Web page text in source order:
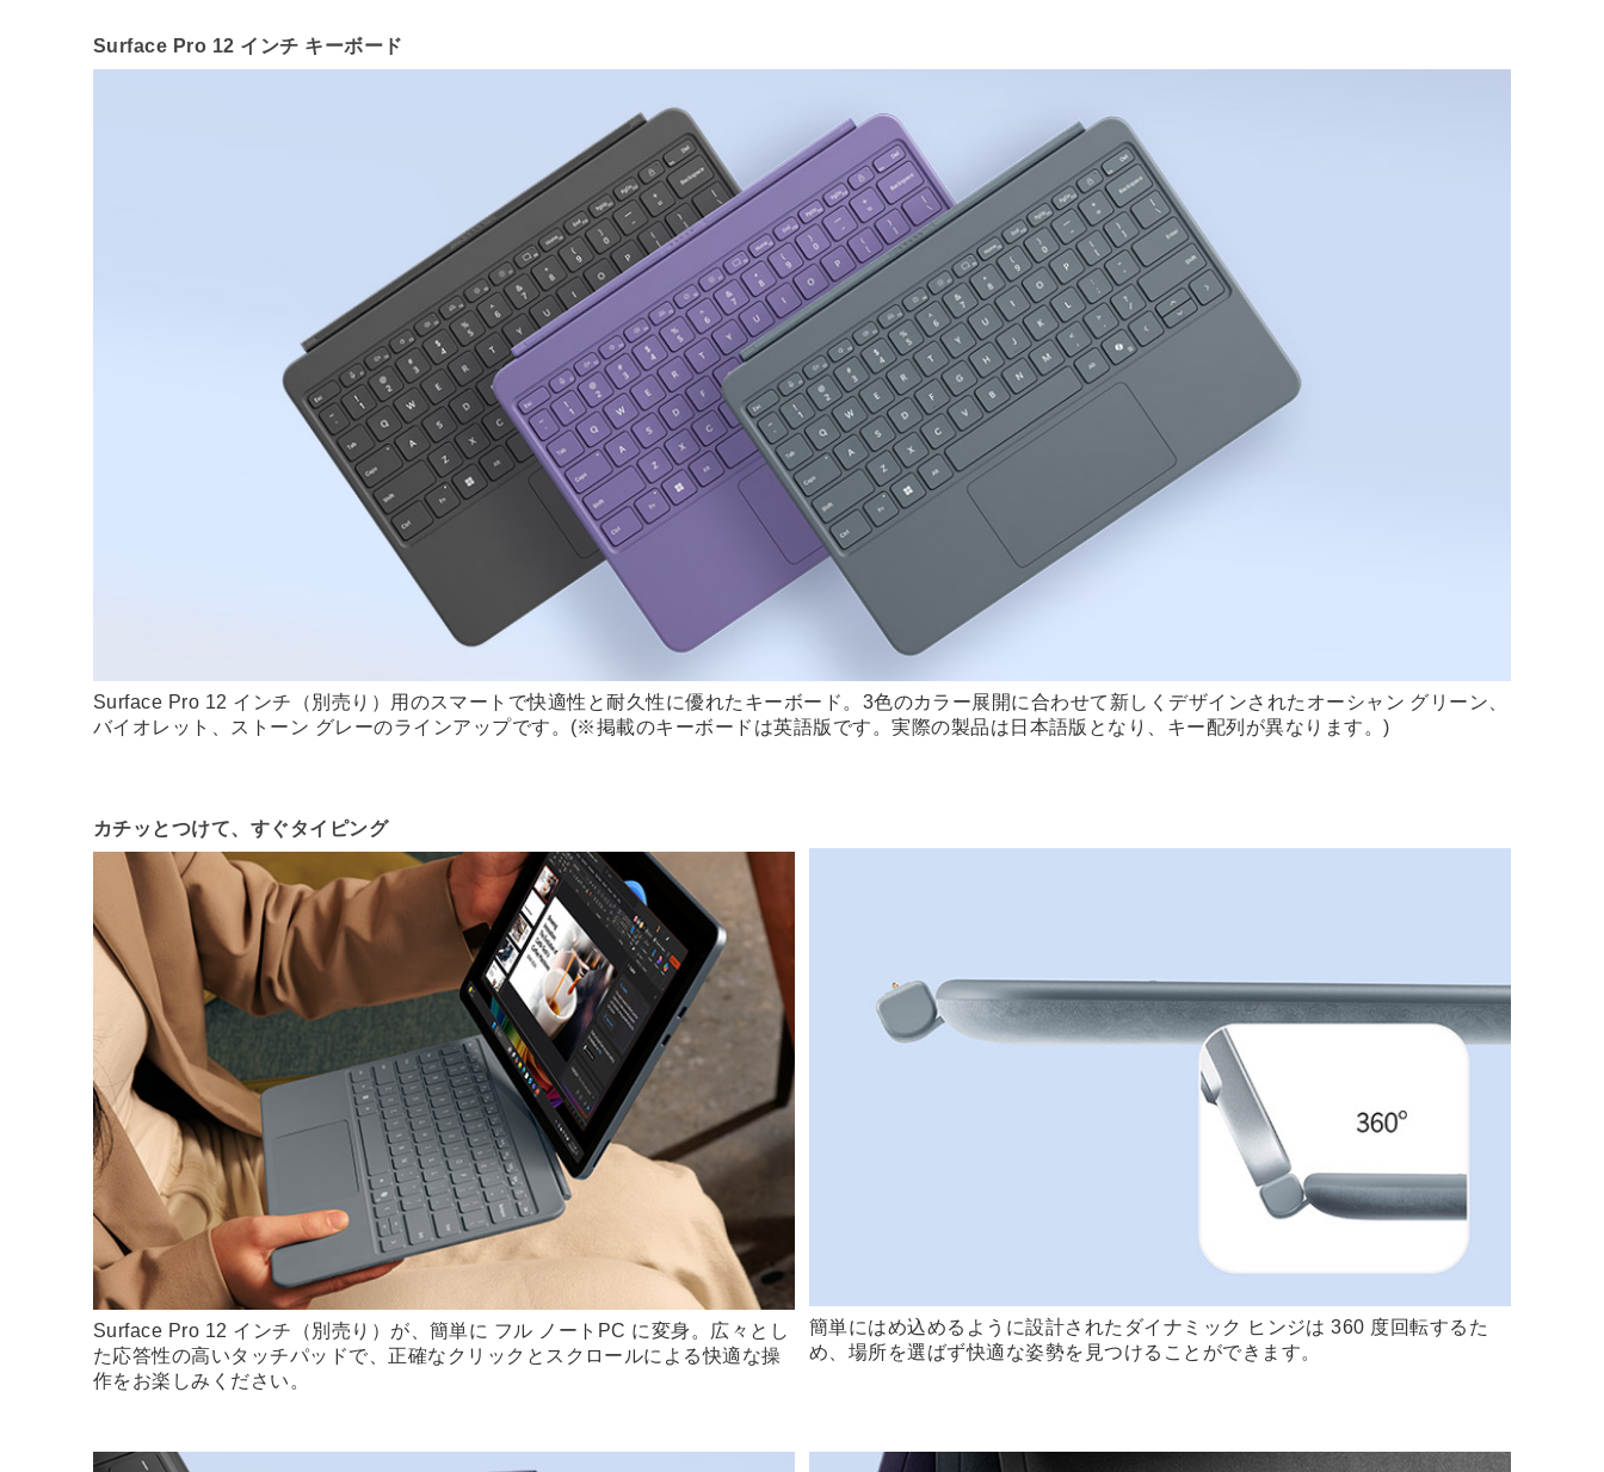
Surface Pro 12 インチ キーボード
Surface Pro 12 インチ（別売り）用のスマートで快適性と耐久性に優れたキーボード。3色のカラー展開に合わせて新しくデザインされたオーシャン グリーン、
バイオレット、ストーン グレーのラインアップです。(※掲載のキーボードは英語版です。実際の製品は日本語版となり、キー配列が異なります。)
カチッとつけて、すぐタイピング
Surface Pro 12 インチ（別売り）が、簡単に フル ノートPC に変身。広々とし
た応答性の高いタッチパッドで、正確なクリックとスクロールによる快適な操
作をお楽しみください。
簡単にはめ込めるように設計されたダイナミック ヒンジは 360 度回転するた
め、場所を選ばず快適な姿勢を見つけることができます。